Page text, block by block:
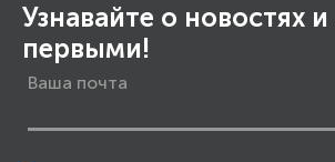
Узнавайте о новостях
первыми!